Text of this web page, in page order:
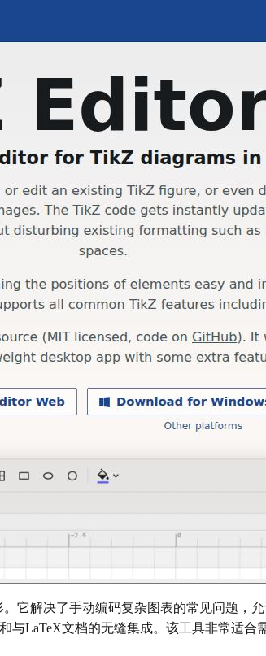
它解决了手动编码复杂图表的常见问题，
LaTeX文档的无缝集成。该工具非常适